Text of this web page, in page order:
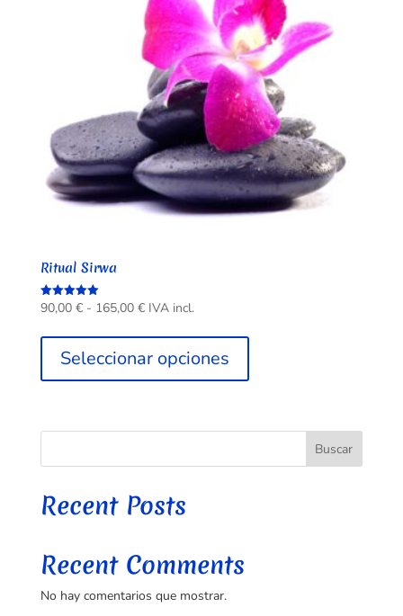
elegir
en
la
página
de
producto
Ritual Sirwa
Valorado
de 5
90,00 € - 165,00 €Rango
desde
165,00 €
IVA incl.
Seleccionar opciones
Las
se
Buscar
Recent Posts
Recent Comments
No hay comentarios que mostrar.